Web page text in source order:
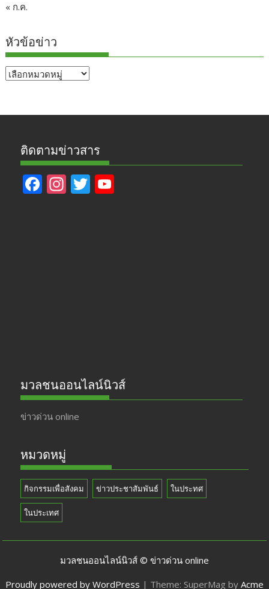
« ก.ค.
หัวข้อข่าว
หัวข้อ
ติดตามข่าวสาร
F In T
มวลชนออนไลน์นิวส์
ข่าวด่วน online
หมวดหมู่
กิจกรรมเพื่อสังคม ข่าวประชาสัมพันธ์ ในประทศ
ในประเทศ
มวลชนออนไลน์นิวส์ © ข่าวด่วน online
Proudly powered by WordPress | Theme: SuperMag by Acme